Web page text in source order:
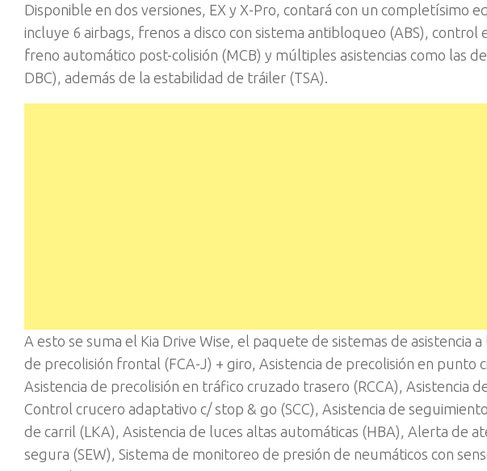
Disponible en dos versiones, EX y X-Pro, contará con un completísimo
incluye 6 airbags, frenos a disco con sistema antibloqueo (ABS), control
freno automático post-colisión (MCB) y múltiples asistencias como las
DBC), además de la estabilidad de tráiler (TSA).
A esto se suma el Kia Drive Wise, el paquete de sistemas de asistencia
de precolisión frontal (FCA-J) + giro, Asistencia de precolisión en punto
Asistencia de precolisión en tráfico cruzado trasero (RCCA), Asistencia
Control crucero adaptativo c/ stop & go (SCC), Asistencia de
de carril (LKA), Asistencia de luces altas automáticas (HBA), Alerta de
segura (SEW), Sistema de monitoreo de presión de neumáticos con